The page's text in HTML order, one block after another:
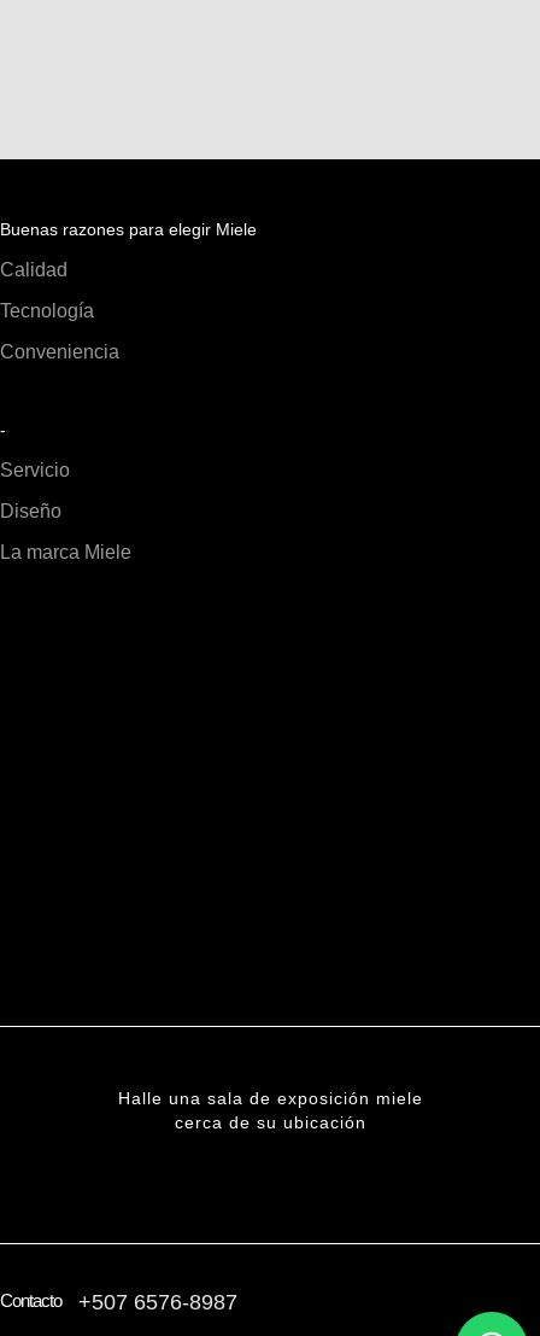
Buenas razones para elegir Miele
Calidad
Tecnología
Conveniencia
-
Servicio
Diseño
La marca Miele
Halle una sala de exposición miele
cerca de su ubicación
Contacto +507 6576-8987